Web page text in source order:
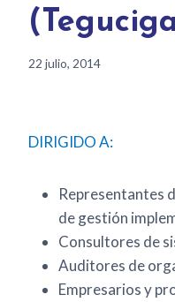
22 julio, 2014
DIRIGIDO A:
Representantes
de gestión
Consultores de
Auditores de
Empresarios y